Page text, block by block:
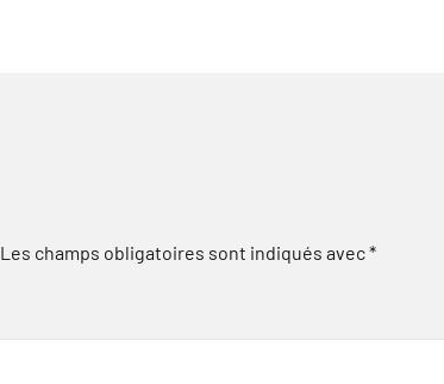
Les champs obligatoires sont indiqués avec*